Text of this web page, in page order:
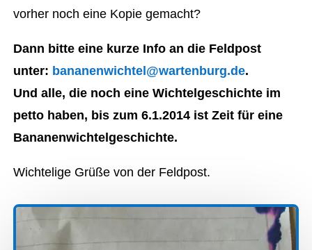
vorher noch eine Kopie gemacht?
Dann bitte eine kurze Info an die Feldpost
unter: bananenwichtel@wartenburg.de.
Und alle, die noch eine Wichtelgeschichte im
petto haben, bis zum 6.1.2014 ist Zeit für eine
Bananenwichtelgeschichte.
Wichtelige Grüße von der Feldpost.